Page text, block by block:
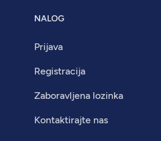
NALOG
Prijava
Registracija
Zaboravljena lozinka
Kontaktirajte nas